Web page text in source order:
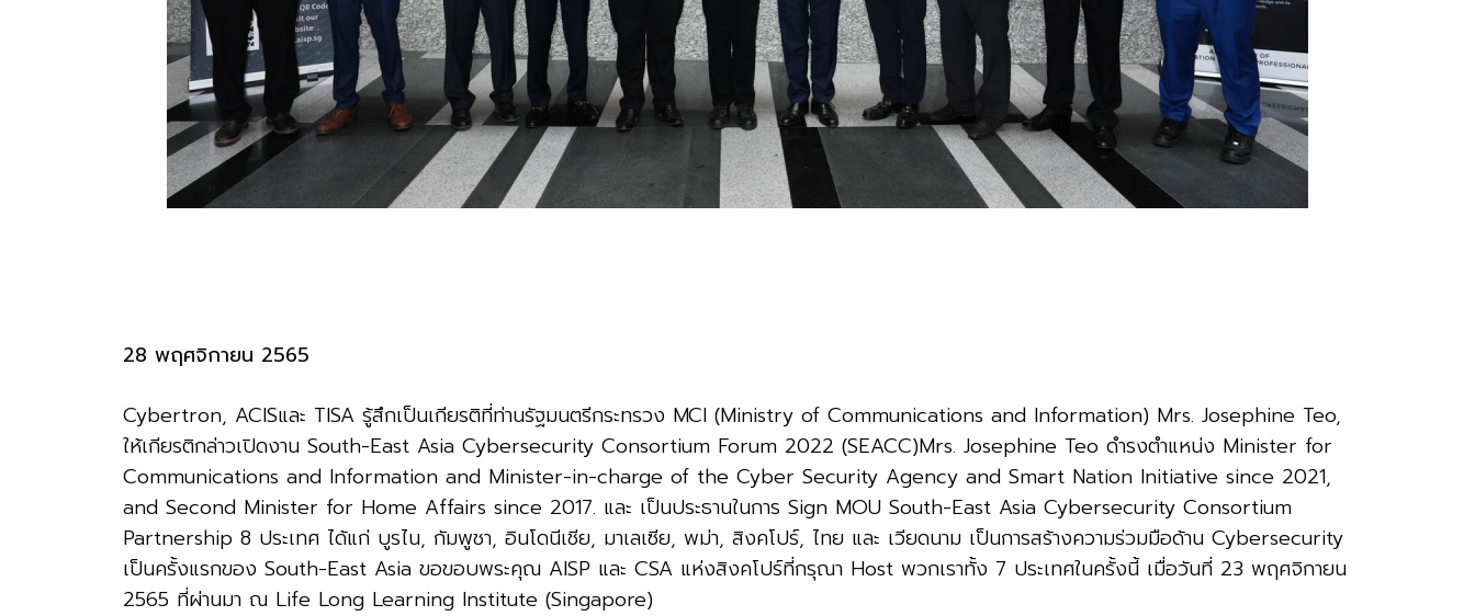
28 พฤศจิกายน 2565
Cybertron, ACISและ TISA รู้สึกเป็นเกียรติที่ท่านรัฐมนตรีกระทรวง MCI (Ministry of Communications and Information) Mrs. Josephine Teo,
ให้เกียรติกล่าวเปิดงาน South-East Asia Cybersecurity Consortium Forum 2022 (SEACC)Mrs. Josephine Teo ดำรงตำแหน่ง Minister for
Communications and Information and Minister-in-charge of the Cyber Security Agency and Smart Nation Initiative since 2021,
and Second Minister for Home Affairs since 2017. และ เป็นประธานในการ Sign MOU South-East Asia Cybersecurity Consortium
Partnership 8 ประเทศ ได้แก่ บูรไน, กัมพูชา, อินโดนีเชีย, มาเลเซีย, พม่า, สิงคโปร์, ไทย และ เวียดนาม เป็นการสร้างความร่วมมือด้าน Cybersecurity
เป็นครั้งแรกของ South-East Asia ขอขอบพระคุณ AISP และ CSA แห่งสิงคโปร์ที่กรุณา Host พวกเราทั้ง 7 ประเทศในครั้งนี้ เมื่อวันที่ 23 พฤศจิกายน
2565 ที่ผ่านมา ณ Life Long Learning Institute (Singapore)